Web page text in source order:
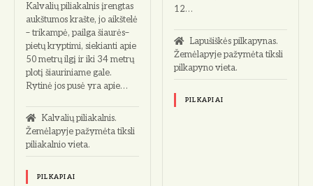
Kalvalių piliakalnis įrengtas
aukštumos krašte, jo aikštelė
– trikampė, pailga šiaurės–
pietų kryptimi, siekianti apie
50 metrų ilgį ir iki 34 metrų
plotį šiauriniame gale.
Rytinė jos pusė yra apie…
Kalvalių piliakalnis.
Žemėlapyje pažymėta tiksli
piliakalnio vieta.
PILKAPIAI
12…
Lapušiškės pilkapynas.
Žemėlapyje pažymėta tiksli
pilkapyno vieta.
PILKAPIAI